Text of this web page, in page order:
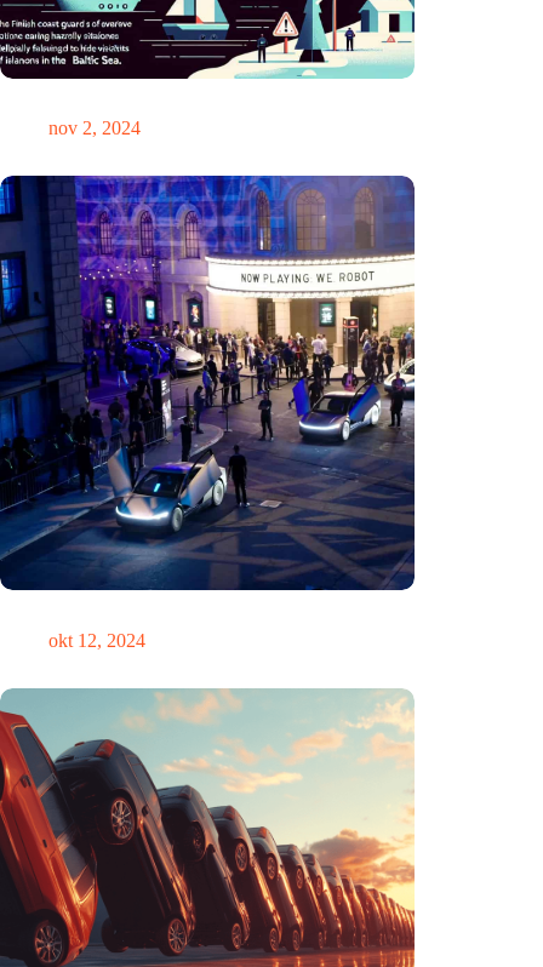
nov 2, 2024
okt 12, 2024